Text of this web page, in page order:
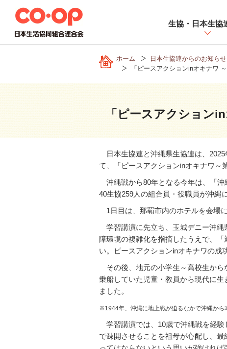
生協・日本生協
ホーム 日本生協連からのお知ら
「ピースアクションinオキナワ
「ピースアクション
日本生協連と沖縄県生協連は、 2025
て、「ピースアクションinオキナワ～
沖縄戦から80年となる今年は、「
40生協259人の組合員・役職員が沖縄
1日目は、那覇市内のホテルを会場
学習講演に先立ち、玉城デニー沖縄
障環境の複雑化を指摘したうえで、
い。ピースアクションinオキナワの成
その後、地元の小学生～高校生から
乗船していた児童・教員から現代に
ました。
※1944年、沖縄に地上戦が迫るなかで沖縄から
学習講演では、 10歳で沖縄戦を経
で疎開させることを祖母が心配し、